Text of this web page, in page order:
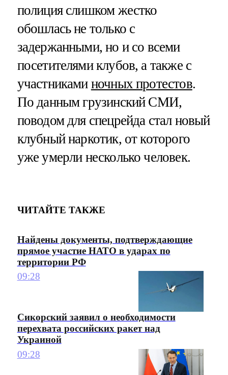
полиция слишком жестко
обошлась не только с
задержанными, но и со всеми
посетителями клубов, а также с
участниками ночных протестов.
По данным грузинский СМИ,
поводом для спецрейда стал новый
клубный наркотик, от которого
уже умерли несколько человек.
ЧИТАЙТЕ ТАКЖЕ
Найдены документы, подтверждающие
прямое участие НАТО в ударах по
территории РФ
09:28
Сикорский заявил о необходимости
перехвата российских ракет над
Украиной
09:28